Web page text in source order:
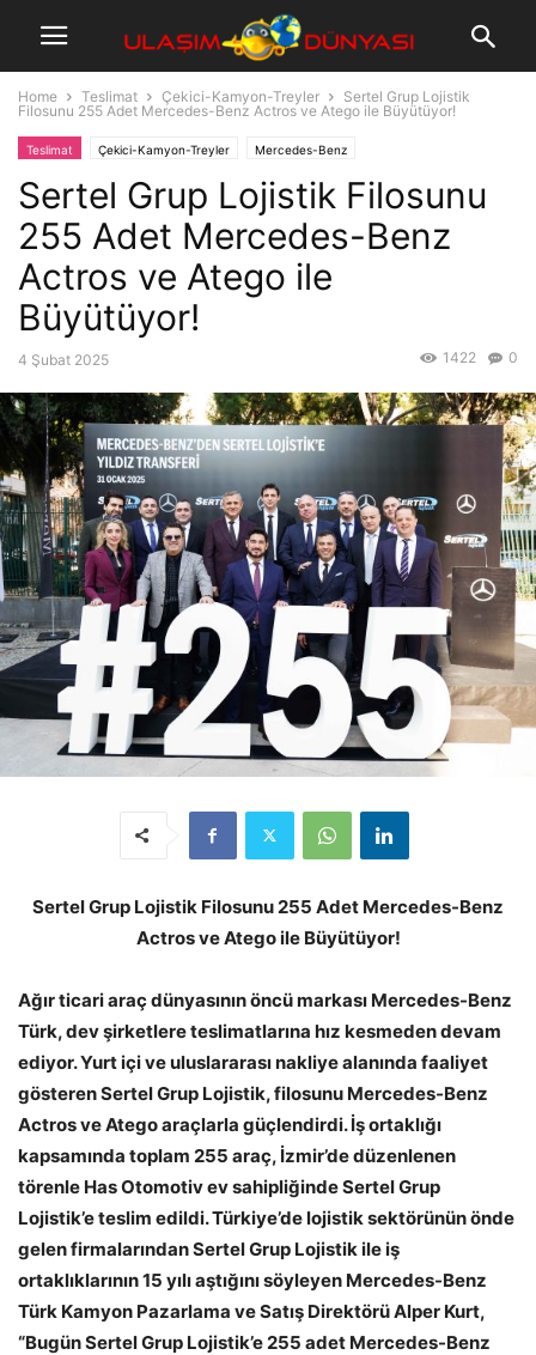
Home Teslimat Çekici-Kamyon-Treyler
Sertel Grup Lojistik
Filosunu 255 Adet Mercedes-Benz Actros ve Atego ile Büyütüyor!
Teslimat Çekici-Kamyon-Treyler Mercedes-Benz
Sertel Grup Lojistik Filosunu
255 Adet Mercedes-Benz
Actros ve Atego ile
Büyütüyor!
4 Şubat 2025 0
1422
Sertel Grup Lojistik Filosunu 255 Adet Mercedes-Benz
Actros ve Atego ile Büyütüyor!
Ağır ticari araç dünyasının öncü markası Mercedes-Benz
Türk, dev şirketlere teslimatlarına hız kesmeden devam
ediyor. Yurt içi ve uluslararası nakliye alanında faaliyet
gösteren Sertel Grup Lojistik, filosunu Mercedes-Benz
Actros ve Atego araçlarla güçlendirdi. İş ortaklığı
kapsamında toplam 255 araç, İzmir’de düzenlenen
törenle Has Otomotiv ev sahipliğinde Sertel Grup
Lojistik’e teslim edildi. Türkiye’de lojistik sektörünün önde
gelen firmalarından Sertel Grup Lojistik ile iş
ortaklıklarının 15 yılı aştığını söyleyen Mercedes-Benz
Türk Kamyon Pazarlama ve Satış Direktörü Alper Kurt,
“Bugün Sertel Grup Lojistik’e 255 adet Mercedes-Benz